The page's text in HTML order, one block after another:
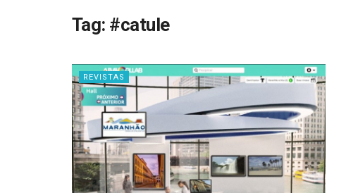
Tag: #catule
REVISTAS